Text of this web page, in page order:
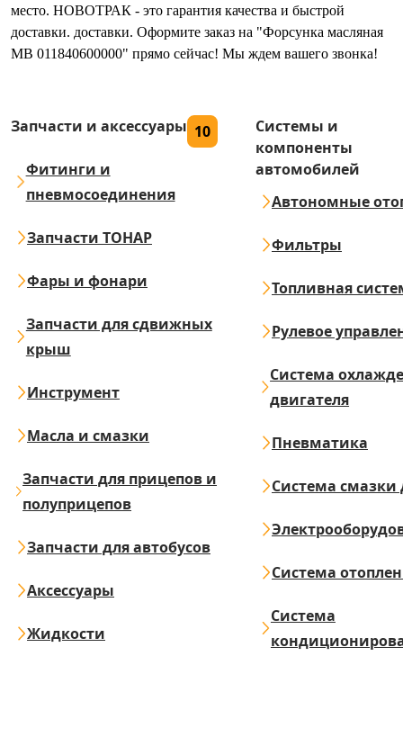
место. НОВОТРАК - это гарантия качества и быстрой
доставки. доставки. Оформите заказ на "Форсунка масляная
MB 011840600000" прямо сейчас! Мы ждем вашего звонка!
Запчасти и аксессуары 10
Фитинги и
пневмосоединения
Запчасти ТОНАР
Фары и фонари
Запчасти для сдвижных
крыш
Инструмент
Масла и смазки
Запчасти для прицепов и
полуприцепов
Запчасти для автобусов
Аксессуары
Жидкости
Системы и
компоненты
автомобилей
Автономные
Фильтры
Топливная
Рулевое
Система
двигателя
Пневматика
Система смазки
Система
Система